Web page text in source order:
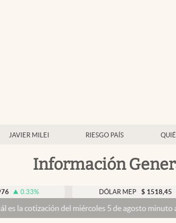
JAVIER MILEI RIESGO PAÍS
Información
% DÓLAR MEP $ 1518,45 -0.05%
del miércoles 5 de agosto minuto a minuto